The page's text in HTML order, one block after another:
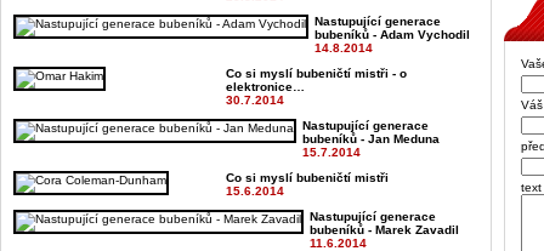
Nastupující generace
bubeníků - Adam Vychodil
14.8.2014
Co si myslí bubeničtí mistři - o
elektronice…
30.7.2014
Nastupující generace
bubeníků - Jan Meduna
15.7.2014
Co si myslí bubeničtí mistři
15.6.2014
Nastupující generace
bubeníků - Marek Zavadil
11.6.2014
text